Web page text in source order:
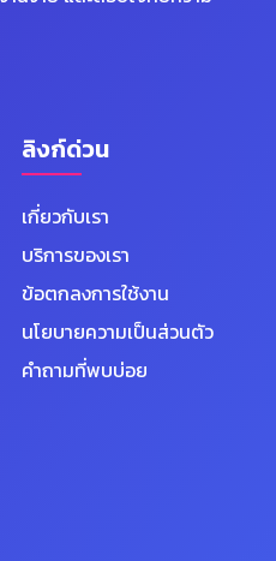
ลิงก์ด่วน
เกี่ยวกับเรา
บริการของเรา
ข้อตกลงการใช้งาน
นโยบายความเป็นส่วนตัว
คำถามที่พบบ่อย